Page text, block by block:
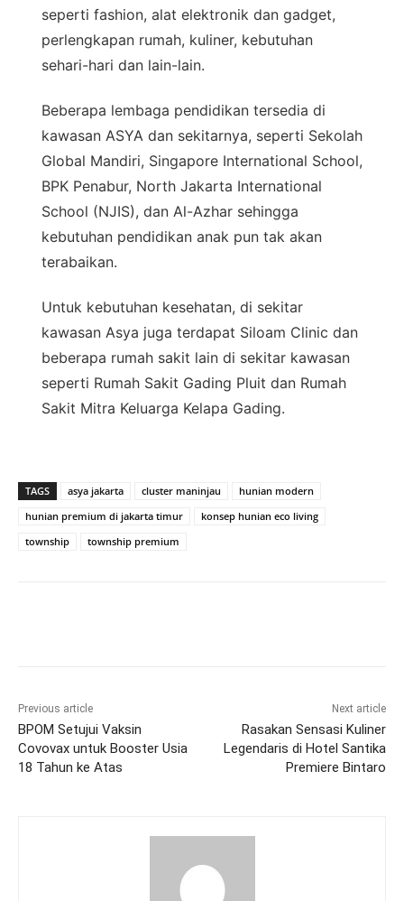
seperti fashion, alat elektronik dan gadget,
perlengkapan rumah, kuliner, kebutuhan
sehari-hari dan lain-lain.
Beberapa lembaga pendidikan tersedia di
kawasan ASYA dan sekitarnya, seperti Sekolah
Global Mandiri, Singapore International School,
BPK Penabur, North Jakarta International
School (NJIS), dan Al-Azhar sehingga
kebutuhan pendidikan anak pun tak akan
terabaikan.
Untuk kebutuhan kesehatan, di sekitar
kawasan Asya juga terdapat Siloam Clinic dan
beberapa rumah sakit lain di sekitar kawasan
seperti Rumah Sakit Gading Pluit dan Rumah
Sakit Mitra Keluarga Kelapa Gading.
TAGS asya jakarta cluster maninjau
hunian modern
hunian premium di jakarta timur
konsep hunian eco living
township
township premium
Previous article
BPOM Setujui Vaksin
Covovax untuk Booster Usia
18 Tahun ke Atas
Next article
Rasakan Sensasi Kuliner
Legendaris di Hotel Santika
Premiere Bintaro